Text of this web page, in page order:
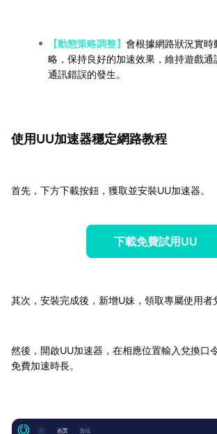
【動態策略調整】 會根據網路狀況實時
略，保持良好的加速效果，維持遊戲
通訊錯誤的發生。
使用UU加速器穩定網路教程
首先，下方下載按鈕，獲取並安裝UU加速器。
下載免費試用UU
其次，安裝完成後，新增U妹，領取專屬使用者
然後，開啟UU加速器，在相應位置輸入兌換口
免費加速時長。